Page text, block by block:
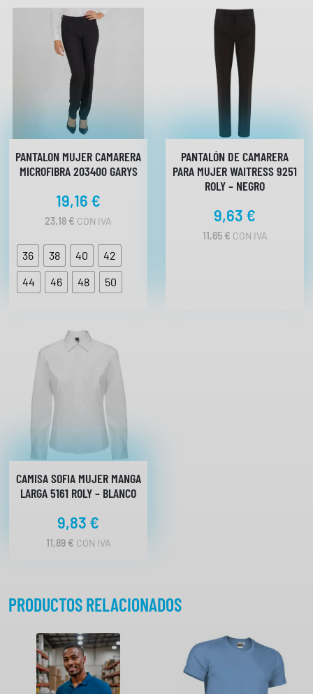
PANTALON MUJER CAMARERA
MICROFIBRA 203400 GARYS
19,16 €
23,18 € CON IVA
36 38 40
42
44
46 48 50
PANTALÓN DE CAMARERA
PARA MUJER WAITRESS 9251
ROLY – NEGRO
9,63 €
11,65 € CON IVA
CAMISA SOFIA MUJER MANGA
LARGA 5161 ROLY – BLANCO
9,83 €
11,89 € CON IVA
PRODUCTOS RELACIONADOS